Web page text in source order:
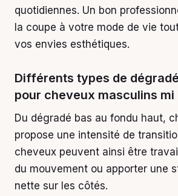
quotidiennes. Un bon
la coupe à votre mode de vie
vos envies esthétiques.
Différents types de
pour cheveux masculins mi
Du dégradé bas au fondu haut,
propose une intensité de
cheveux peuvent ainsi être
du mouvement ou apporter une
nette sur les côtés.